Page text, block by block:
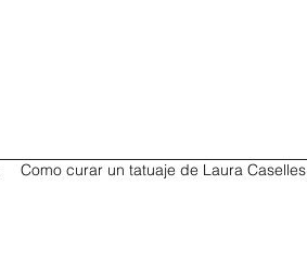
Como curar un tatuaje de Laura Caselles